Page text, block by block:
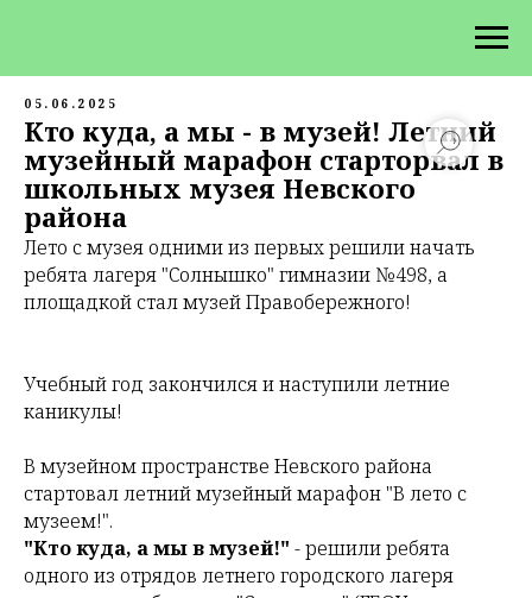
05.06.2025
Кто куда, а мы - в музей! Летний
музейный марафон старторвал в
школьных музея Невского
района
Лето с музея одними из первых решили начать
ребята лагеря "Солнышко" гимназии №498, а
площадкой стал музей Правобережного!
Учебный год закончился и наступили летние
каникулы!
В музейном пространстве Невского района
стартовал летний музейный марафон "В лето с
музеем!".
"Кто куда, а мы в музей!" - решили ребята
одного из отрядов летнего городского лагеря